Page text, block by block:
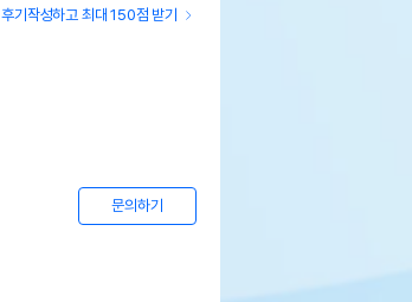
후기작성하고 최대 150점 받기
문의하기